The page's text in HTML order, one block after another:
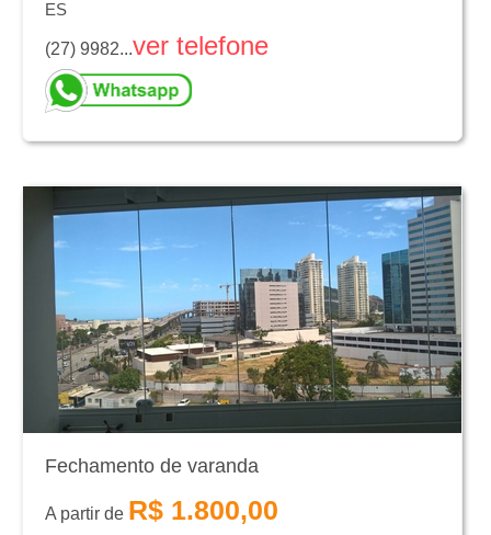
ES
(27) 9982...ver telefone
Fechamento de varanda
A partir de R$ 1.800,00